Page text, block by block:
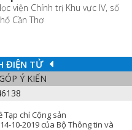
viện Chính trị Khu vực IV, số
Cần Thơ
ĐIỆN TỬ
Ý KIẾN
Tạp chí Cộng sản
10-2019 của Bộ Thông tin và